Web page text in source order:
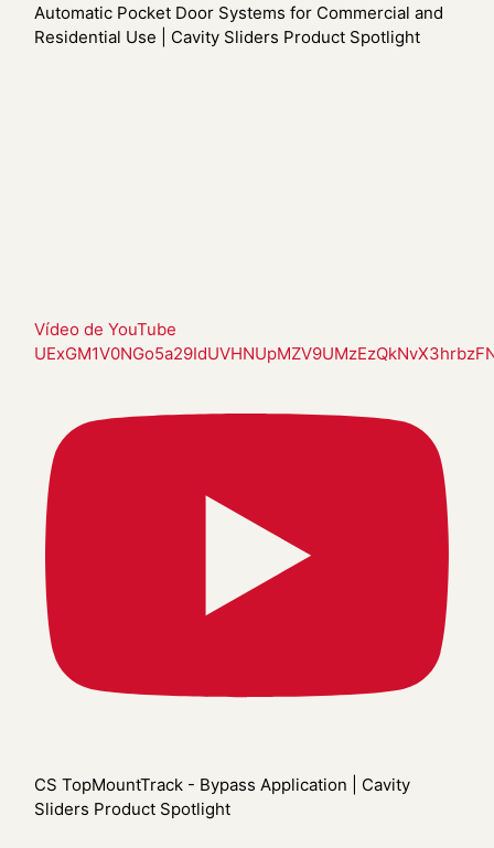
Automatic Pocket Door Systems for Commercial and
Residential Use | Cavity Sliders Product Spotlight
Vídeo de YouTube
CS TopMountTrack - Bypass Application | Cavity
Sliders Product Spotlight